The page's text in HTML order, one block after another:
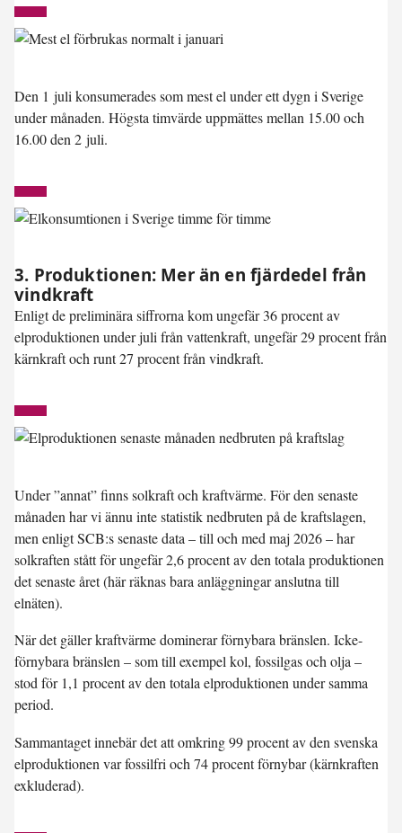
Den 1 juli konsumerades som mest el under ett dygn i Sverige
under månaden. Högsta timvärde uppmättes mellan 15.00 och
16.00 den 2 juli.
3. Produktionen: Mer än en fjärdedel från
vindkraft
Enligt de preliminära siffrorna kom ungefär 36 procent av
elproduktionen under juli från vattenkraft, ungefär 29 procent från
kärnkraft och runt 27 procent från vindkraft.
Under ”annat” finns solkraft och kraftvärme. För den senaste
månaden har vi ännu inte statistik nedbruten på de kraftslagen,
men enligt SCB:s senaste data – till och med maj 2026 – har
solkraften stått för ungefär 2,6 procent av den totala produktionen
det senaste året (här räknas bara anläggningar anslutna till
elnäten).
När det gäller kraftvärme dominerar förnybara bränslen. Icke-
förnybara bränslen – som till exempel kol, fossilgas och olja –
stod för 1,1 procent av den totala elproduktionen under samma
period.
Sammantaget innebär det att omkring99 procentav den svenska
elproduktionen var fossilfri och 74 procent förnybar(kärnkraften
exkluderad).